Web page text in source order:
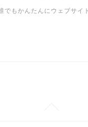
もかんたんにウェブサイ